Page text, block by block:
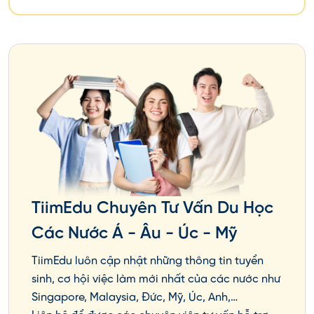
Tên tiếng anh: The University of Tokyo
Địa chỉ: 7-3-1 Hongo, Bunkyo, Tokyo
Học phí/năm: 535.800 JPY, với ngành luật là
804.000JPY
Website: www.u-tokyo.ac.jp
Tại xứ sở hoa anh Đào, trường đại học Tokyo là
một ngôi trường có lịch sử khá lâu đời và cũng là
trường đại học đầu tiên tại Nhật Bản. Hiện tại, đại
học Tokyo thuộc top 40 trường tốt nhất trên thế
giới và là sự lựa chọn hàng đầu của rất nhiều du
học sinh trẻ.
Hiện tại, đại học Tokyo có tất cả 9 phân khoa, 15
TiimEdu Chuyên Tư Vấn Du Học
Các Nước Á - Âu - Úc - Mỹ
TiimEdu luôn cập nhật những thông tin tuyển
sinh, cơ hội việc làm mới nhất của các nước như
Singapore, Malaysia, Đức, Mỹ, Úc, Anh,…